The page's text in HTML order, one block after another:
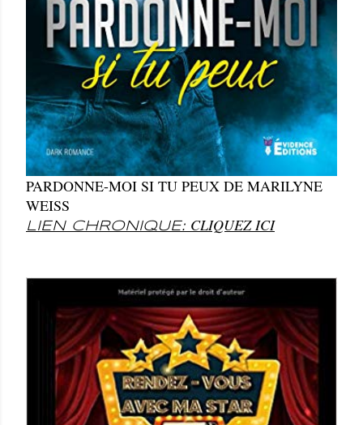
PARDONNE-MOI SI TU PEUX DE MARILYNE
WEISS
LIEN CHRONIQUE: CLIQUEZ ICI